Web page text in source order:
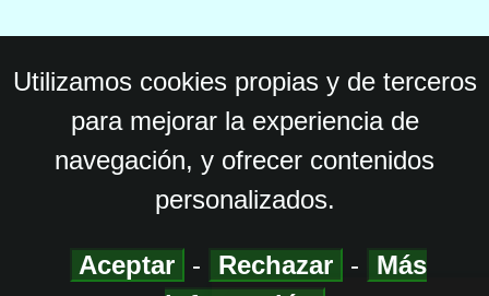
Utilizamos cookies propias y de terceros
para mejorar la experiencia de
navegación, y ofrecer contenidos
personalizados.
Aceptar - Rechazar -
Más